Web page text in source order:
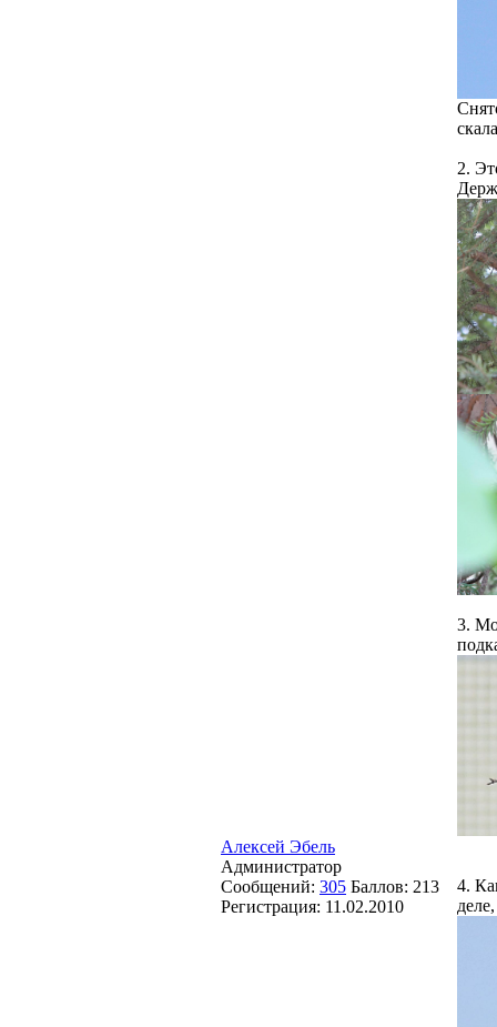
Алексей Эбель
Администратор
Сообщений: 305 Баллов: 213
Регистрация: 11.02.2010
2.
3.
4.